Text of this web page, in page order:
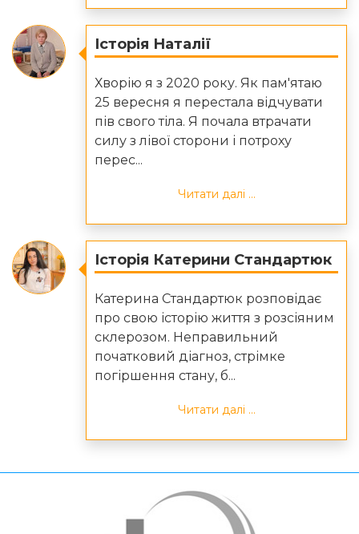
Історія Наталії
Хворію я з 2020 року. Як пам'ятаю
25 вересня я перестала відчувати
пів свого тіла. Я почала втрачати
силу з лівої сторони і потроху
перес...
Читати далі ...
Історія Катерини Стандартюк
Катерина Стандартюк розповідає
про свою історію життя з розсіяним
склерозом. Неправильний
початковий діагноз, стрімке
погіршення стану, б...
Читати далі ...